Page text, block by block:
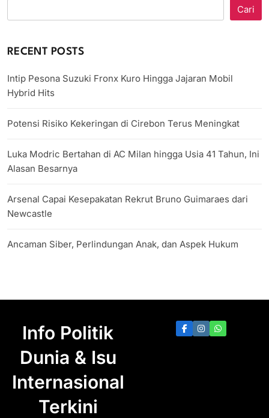
Cari
RECENT POSTS
Intip Pesona Suzuki Fronx Kuro Hingga Jajaran Mobil
Hybrid Hits
Potensi Risiko Kekeringan di Cirebon Terus Meningkat
Luka Modric Bertahan di AC Milan hingga Usia 41 Tahun, Ini
Alasan Besarnya
Arsenal Capai Kesepakatan Rekrut Bruno Guimaraes dari
Newcastle
Ancaman Siber, Perlindungan Anak, dan Aspek Hukum
Info Politik
Dunia & Isu
Internasional
Terkini